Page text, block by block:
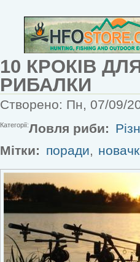
10 КРОКІВ
РИБАЛКИ
Створено: Пн, 07/09/
Категорії:Ловля риби:
Мітки: поради,